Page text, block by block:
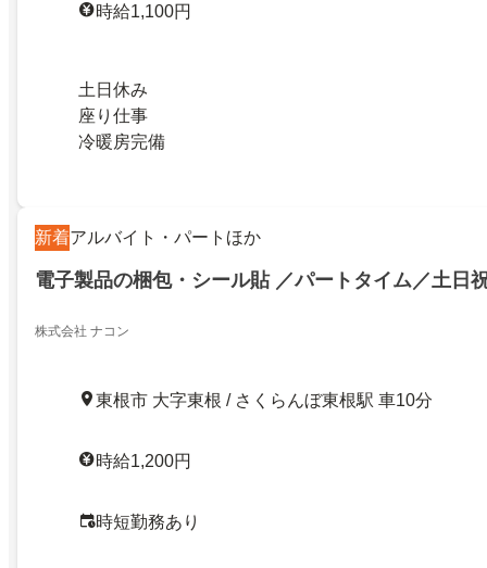
時給1,100円
土日休み
座り仕事
冷暖房完備
新着アルバイト・パートほか
電子製品の梱包・シール貼 ／パートタイム／土日
株式会社 ナコン
東根市 大字東根 / さくらんぼ東根駅 車10分
時給1,200円
時短勤務あり